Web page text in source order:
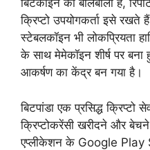
बिटकॉइन का बोलबाला है,
क्रिप्टो उपयोगकर्ता इसे
स्टेबलकॉइन भी लोकप्रियता
के साथ मेमेकॉइन शीर्ष पर
आकर्षण का केंद्र बन गया है।
बिटपांडा एक प्रसिद्ध क्रिप्टो
क्रिप्टोकरेंसी खरीदने और
एप्लीकेशन के Google Play